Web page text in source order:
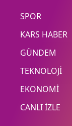
SPOR
KARS HABER
GÜNDEM
TEKNOLOJİ
EKONOMİ
CANLI İZLE